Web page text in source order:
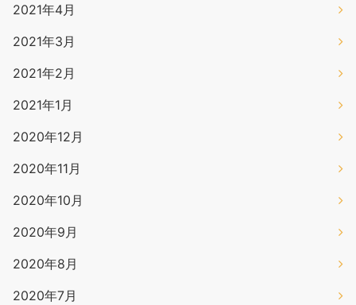
2021年4月
2021年3月
2021年2月
2021年1月
2020年12月
2020年11月
2020年10月
2020年9月
2020年8月
2020年7月